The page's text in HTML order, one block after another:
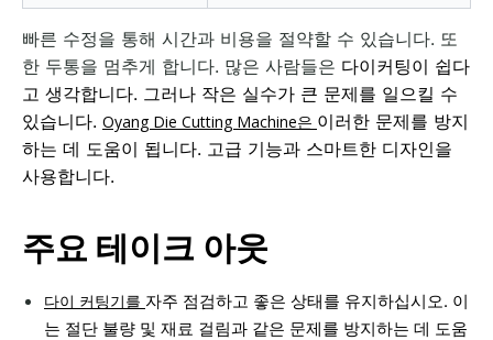
빠른 수정을 통해 시간과 비용을 절약할 수 있습니다. 또
한 두통을 멈추게 합니다. 많은 사람들은 다이커팅이 쉽다
고 생각합니다. 그러나 작은 실수가 큰 문제를 일으킬 수
있습니다. Oyang Die Cutting Machine은 이러한 문제를 방지
하는 데 도움이 됩니다. 고급 기능과 스마트한 디자인을
사용합니다.
주요 테이크 아웃
다이 커팅기를 자주 점검하고 좋은 상태를 유지하십시오. 이
는 절단 불량 및 재료 걸림과 같은 문제를 방지하는 데 도움